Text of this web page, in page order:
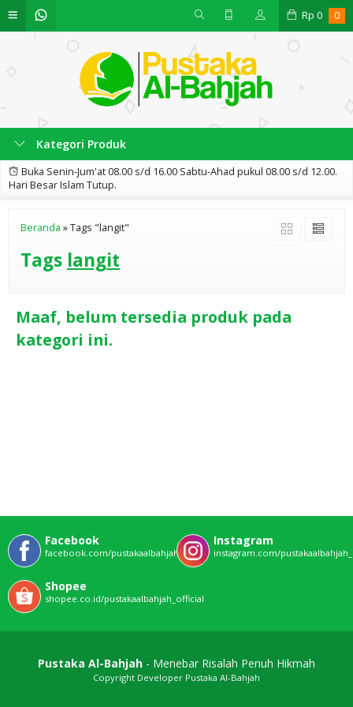
Rp 0 0
Kategori Produk
Buka Senin-Jum'at 08.00 s/d 16.00 Sabtu-Ahad pukul 08.00 s/d 12.00.
Hari Besar Islam Tutup.
Beranda »Tags "langit"
Tags langit
Maaf, belum tersedia produk pada
kategori ini.
Facebook
facebook.com/pustakaalbahjahofficial
Instagram
instagram.com/
Shopee
shopee.co.id/pustakaalbahjah_official
Pustaka Al-Bahjah - Menebar Risalah Penuh Hikmah
Copyright Developer Pustaka Al-Bahjah